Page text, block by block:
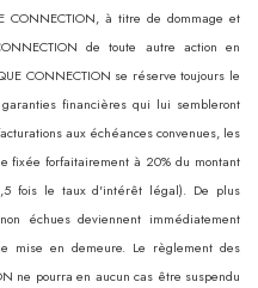
CONNECTION, à titre de dommage et
de toute autre action en
CONNECTION se réserve toujours le
financières qui lui sembleront
aux échéances convenues, les
fixée forfaitairement à 20% du montant
fois le taux d'intérêt légal). De plus
échues deviennent immédiatement
mise en demeure. Le règlement des
ne pourra en aucun cas être suspendu